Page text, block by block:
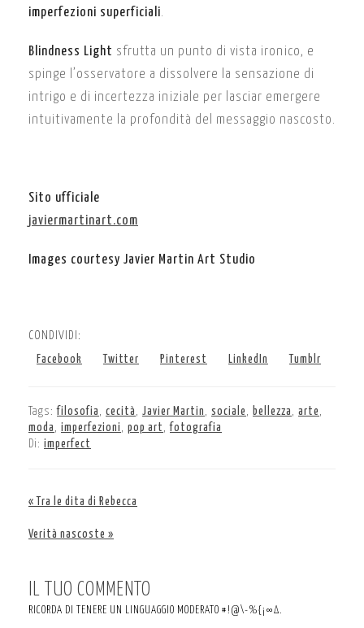
imperfezioni superficiali.
Blindness Light sfrutta un punto di vista ironico, e
spinge l’osservatore a dissolvere la sensazione di
intrigo e di incertezza iniziale per lasciar emergere
intuitivamente la profondità del messaggio nascosto.
Sito ufficiale
javiermartinart.com
Images courtesy Javier Martin Art Studio
CONDIVIDI:
Facebook Twitter Pinterest LinkedIn Tumblr
Tags:filosofia cecità Javier Martin sociale bellezza arte
moda
imperfezioni pop art ,fotografia
Di: imperfect
« Tra le dita di Rebecca
Verità nascoste »
IL TUO COMMENTO
RICORDA DI TENERE UN LINGUAGGIO MODERATO #!@\-%{¡∞∆.